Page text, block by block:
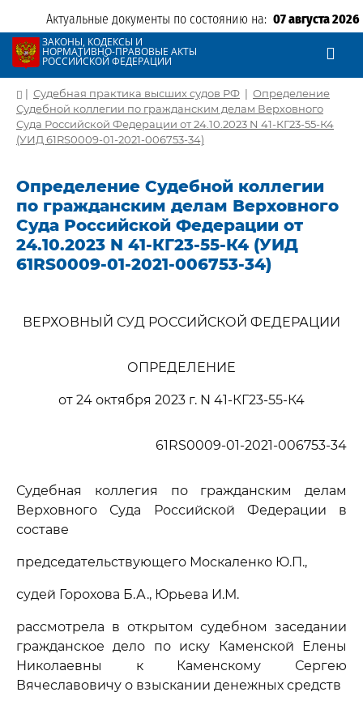
Актуальные документы по состоянию на: 07 августа 2026
ЗАКОНЫ, КОДЕКСЫ И
НОРМАТИВНО-ПРАВОВЫЕ АКТЫ
РОССИЙСКОЙ ФЕДЕРАЦИИ
| Судебная практика высших судов РФ | Определение
Судебной коллегии по гражданским делам Верховного
Суда Российской Федерации от 24.10.2023 N 41-КГ23-55-К4
(УИД 61RS0009-01-2021-006753-34)
Определение Судебной коллегии
по гражданским делам Верховного
Суда Российской Федерации от
24.10.2023 N 41-КГ23-55-К4 (УИД
61RS0009-01-2021-006753-34)
ВЕРХОВНЫЙ СУД РОССИЙСКОЙ ФЕДЕРАЦИИ
ОПРЕДЕЛЕНИЕ
от 24 октября 2023 г. N 41-КГ23-55-К4
61RS0009-01-2021-006753-34
Судебная коллегия по гражданским делам
Верховного Суда Российской Федерации в
составе
председательствующего Москаленко Ю.П.,
судей Горохова Б.А., Юрьева И.М.
рассмотрела в открытом судебном заседании
гражданское дело по иску Каменской Елены
Николаевны к Каменскому Сергею
Вячеславовичу о взыскании денежных средств